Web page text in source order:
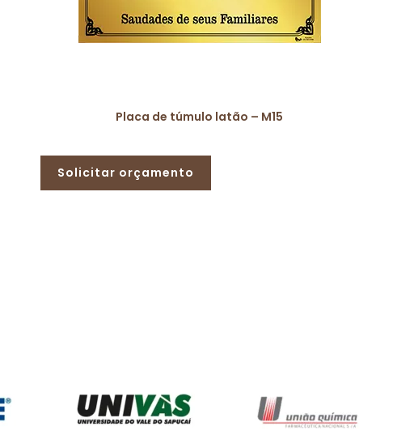
Placa de túmulo latão – M15
Solicitar orçamento